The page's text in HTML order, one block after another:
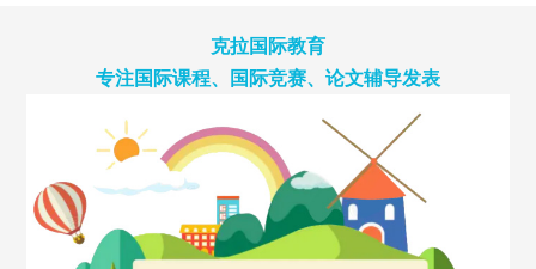
克拉国际教育
专注国际课程、国际竞赛、论文辅导发表